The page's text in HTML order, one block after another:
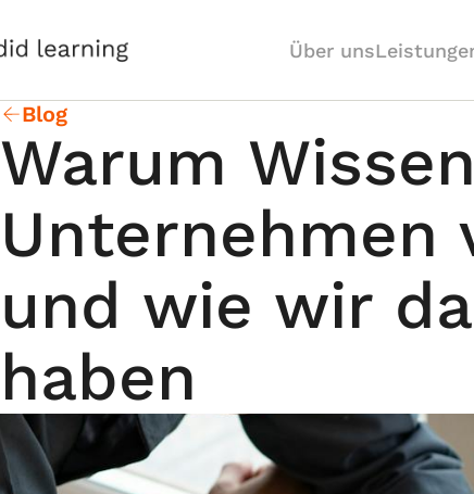
Über uns
Blog
Warum
Unternehmen
und wie wir
haben